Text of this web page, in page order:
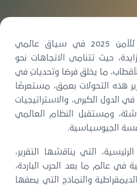
يأتي تقرير ميونيخ للأمن 2025 في سياق عالمي
حيث تتنامى الاتجاهات نحو
ما يخلق فرصًا وتحدياتٍ في
هذه التحولات بعمق، مستعرضًا
في الدول الكبرى، والاستراتيجيات
ومستقبل النظام العالمي
الجيوسياسية.
التي يناقشها التقرير،
في عالم ما بعد الحرب الباردة،
والنماذج التي يصفها